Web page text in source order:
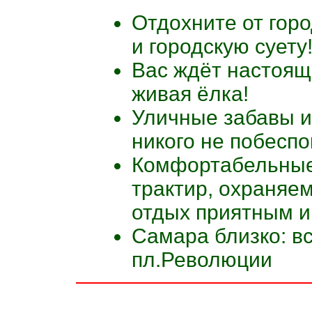
Отдохните от
и городскую суету!
Вас ждёт
живая ёлка!
Уличные забавы
никого не
трактир,
отдых приятным
Самара близко:
пл.Революции